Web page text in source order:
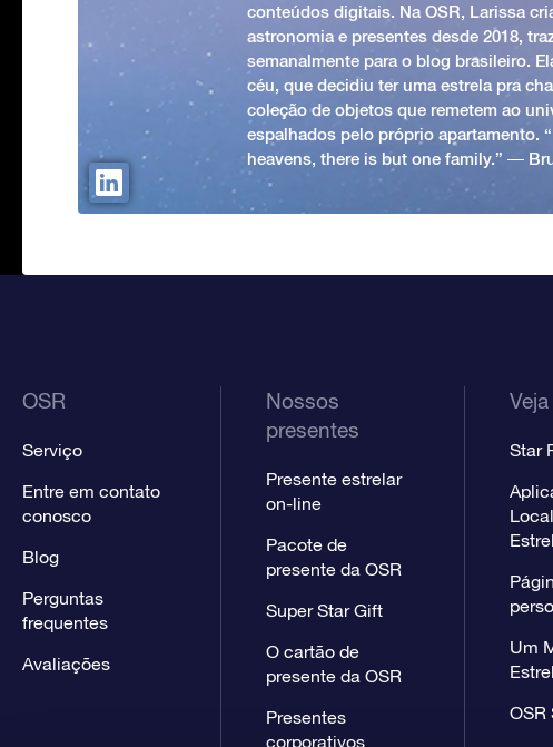
conteúdos digitais. Na OSR, Larissa
astronomia e presentes desde 2018,
semanalmente para o blog brasileiro.
céu, que decidiu ter uma estrela pra
coleção de objetos que remetem ao
espalhados pelo próprio apartamento.
heavens, there is but one family.” ―
OSR
Serviço
Entre em contato
conosco
Blog
Perguntas
frequentes
Avaliações
Nossos
presentes
Presente estrelar
on-line
Pacote de
presente da OSR
Super Star Gift
O cartão de
presente da OSR
Presentes
corporativos
Star
Um
OSR